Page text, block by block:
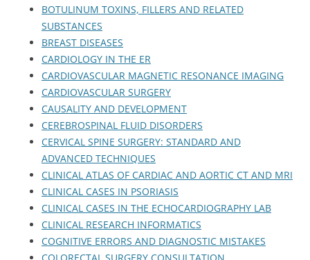
BOTULINUM TOXINS, FILLERS AND RELATED
SUBSTANCES
BREAST DISEASES
CARDIOLOGY IN THE ER
CARDIOVASCULAR MAGNETIC RESONANCE IMAGING
CARDIOVASCULAR SURGERY
CAUSALITY AND DEVELOPMENT
CEREBROSPINAL FLUID DISORDERS
CERVICAL SPINE SURGERY: STANDARD AND
ADVANCED TECHNIQUES
CLINICAL ATLAS OF CARDIAC AND AORTIC CT AND MRI
CLINICAL CASES IN PSORIASIS
CLINICAL CASES IN THE ECHOCARDIOGRAPHY LAB
CLINICAL RESEARCH INFORMATICS
COGNITIVE ERRORS AND DIAGNOSTIC MISTAKES